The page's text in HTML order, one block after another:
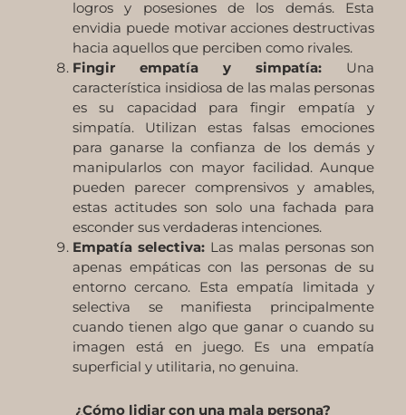
logros y posesiones de los demás. Esta
envidia puede motivar acciones destructivas
hacia aquellos que perciben como rivales.
Fingir empatía y simpatía: Una
característica insidiosa de las malas personas
es su capacidad para fingir empatía y
simpatía. Utilizan estas falsas emociones
para ganarse la confianza de los demás y
manipularlos con mayor facilidad. Aunque
pueden parecer comprensivos y amables,
estas actitudes son solo una fachada para
esconder sus verdaderas intenciones.
Empatía selectiva: Las malas personas son
apenas empáticas con las personas de su
entorno cercano. Esta empatía limitada y
selectiva se manifiesta principalmente
cuando tienen algo que ganar o cuando su
imagen está en juego. Es una empatía
superficial y utilitaria, no genuina.
¿Cómo lidiar con una mala persona?